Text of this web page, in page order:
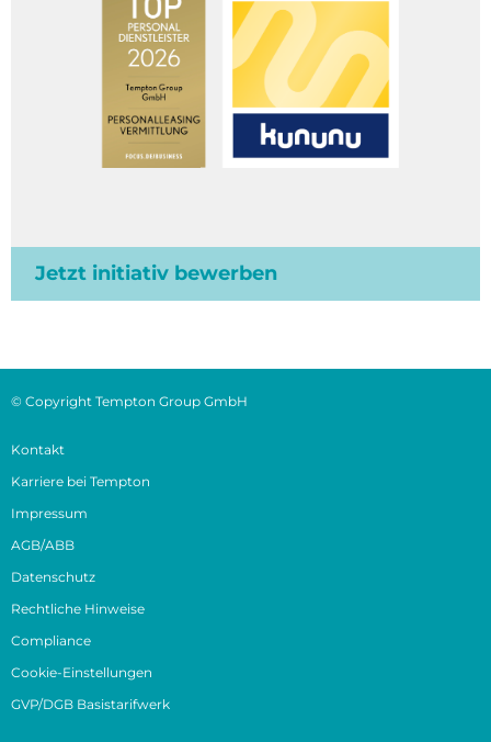
Jetzt initiativ bewerben
© Copyright Tempton Group GmbH
Kontakt
Karriere bei Tempton
Impressum
AGB/ABB
Datenschutz
Rechtliche Hinweise
Compliance
Cookie-Einstellungen
GVP/DGB Basistarifwerk